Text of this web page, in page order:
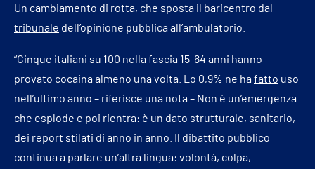
Un cambiamento di rotta, che sposta il baricentro dal
tribunale dell’opinione pubblica all’ambulatorio.
“Cinque italiani su 100 nella fascia 15-64 anni hanno
provato cocaina almeno una volta. Lo 0,9% ne hafatto uso
nell’ultimo anno – riferisce una nota – Non è un’emergenza
che esplode e poi rientra: è un dato strutturale, sanitario,
dei report stilati di anno in anno. Il dibattito pubblico
continua a parlare un’altra lingua: volontà, colpa,